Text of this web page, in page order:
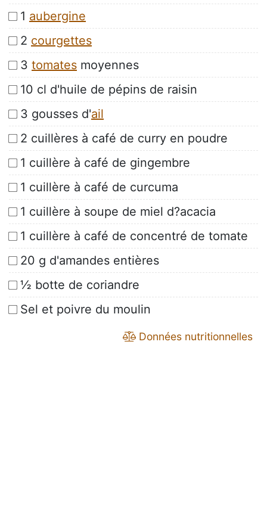
1 aubergine
2 courgettes
3 tomates moyennes
10 cl d'huile de pépins de raisin
3 gousses d'ail
2 cuillères à café de curry en poudre
1 cuillère à café de gingembre
1 cuillère à café de curcuma
1 cuillère à soupe de miel d?acacia
1 cuillère à café de concentré de tomate
20 g d'amandes entières
½ botte de coriandre
Sel et poivre du moulin
Données nutritionnelles